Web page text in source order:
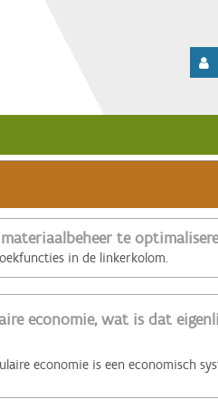
te
in de linkerkolom.
economie, wat is dat